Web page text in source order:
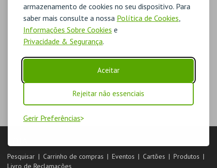
armazenamento de cookies no seu dispositivo. Para
saber mais consulte a nossa Política de Cookies
Informações Sobre Cookies e
Privacidade & Segurança.
Aceitar
Rejeitar não essenciais
Gerir Preferências
LOJA
Pesquisar Carrinho de compras Eventos Cartões
Produtos
Livro de Reclamações